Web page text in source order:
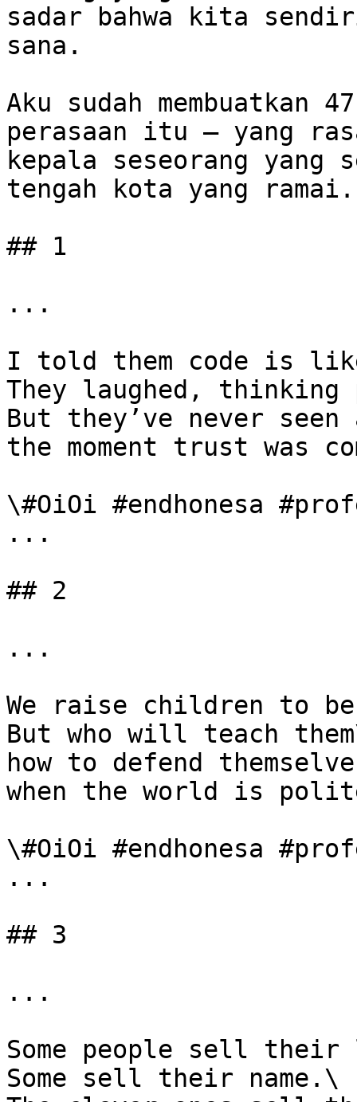
sadar bahwa kita
sana.
Aku sudah
perasaan itu — yang
kepala seseorang yang
tengah kota yang ramai.
## 1
...
I told them code is
They laughed,
But they’ve never
the moment trust was
\#OiOi #endhonesa
...
## 2
...
We raise children to
But who will teach
how to defend
when the world is
\#OiOi #endhonesa
...
## 3
...
Some people sell
Some sell their name.\